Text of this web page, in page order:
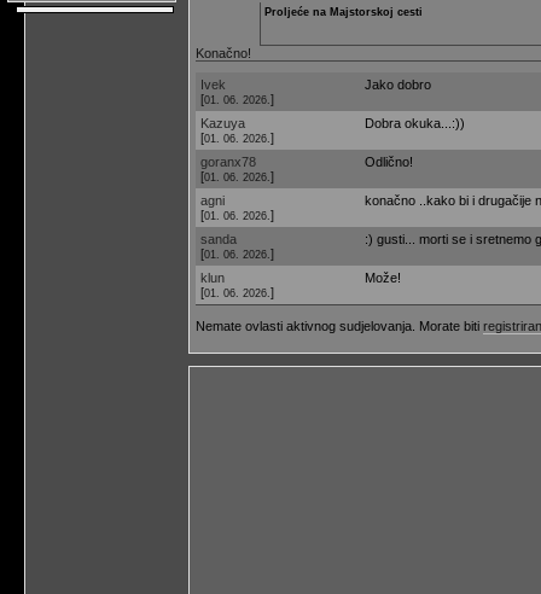
Proljeće na Majstorskoj cesti
Konačno!
Ivek
[01. 06. 2026. ]
Jako dobro
Kazuya
[01. 06. 2026. ]
Dobra okuka...:))
goranx78
[01. 06. 2026. ]
Odlično!
agni
[01. 06. 2026. ]
konačno ..kako bi i drugačije
sanda
[01. 06. 2026. ]
:) gusti... morti se i sretnemo
klun
[01. 06. 2026. ]
Može!
Nemate ovlasti aktivnog sudjelovanja. Morate biti